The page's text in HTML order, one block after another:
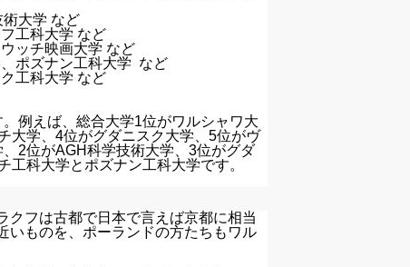
大学 など
工科大学 など
ッチ映画大学 など
ポズナン工科大学 など
工科大学 など
例えば、総合大学1位がワルシャワ大
大学、4位がグダニスク大学、5位がヴ
2位がAGH科学技術大学、3位がグダ
科大学とポズナン工科大学です。
クフは古都で日本で言えば京都に相当
いものを、ポーランドの方たちもワル